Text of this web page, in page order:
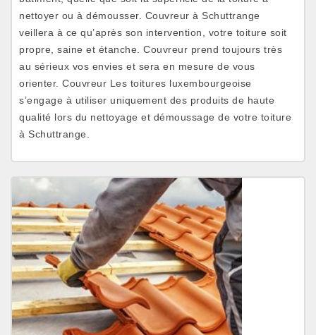
nettoyer ou à démousser. Couvreur à Schuttrange
veillera à ce qu’après son intervention, votre toiture soit
propre, saine et étanche. Couvreur prend toujours très
au sérieux vos envies et sera en mesure de vous
orienter. Couvreur Les toitures luxembourgeoise
s’engage à utiliser uniquement des produits de haute
qualité lors du nettoyage et démoussage de votre toiture
à Schuttrange.